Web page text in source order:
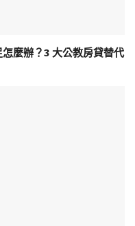
麼辦？3 大公教房貸替代